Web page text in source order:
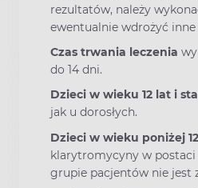
rezultatów, należy
ewentualnie wdrożyć inne
Czas trwania leczenia
do 14 dni.
Dzieci w wieku 12 lat i
jak u dorosłych.
Dzieci w wieku poniżej
klarytromycyny w
grupie pacjentów nie jest